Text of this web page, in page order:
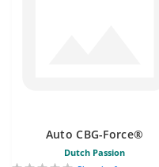
Auto CBG-Force®
Dutch Passion